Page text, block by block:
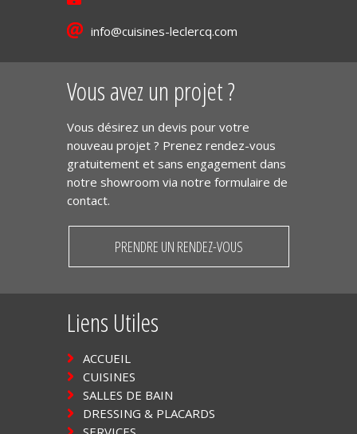
info@cuisines-leclercq.com
Vous avez un projet ?
Vous désirez un devis pour votre
nouveau projet ? Prenez rendez-vous
gratuitement et sans engagement dans
notre showroom via notre formulaire de
contact.
PRENDRE UN RENDEZ-VOUS
Liens Utiles
ACCUEIL
CUISINES
SALLES DE BAIN
DRESSING & PLACARDS